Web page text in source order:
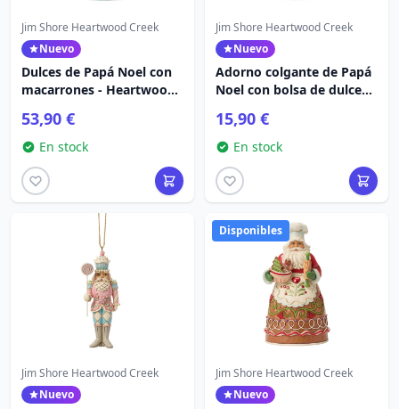
Jim Shore Heartwood Creek
Nuevo
Dulces de Papá Noel con
macarrones - Heartwood
53,90 €
En stock
Jim Shore Heartwood Creek
Nuevo
Adorno colgante de Papá
Noel con bolsa de dulces -
15,90 €
En stock
Jim Shore Heartwood Creek
Nuevo
Disponibles
Jim Shore Heartwood Creek
Nuevo